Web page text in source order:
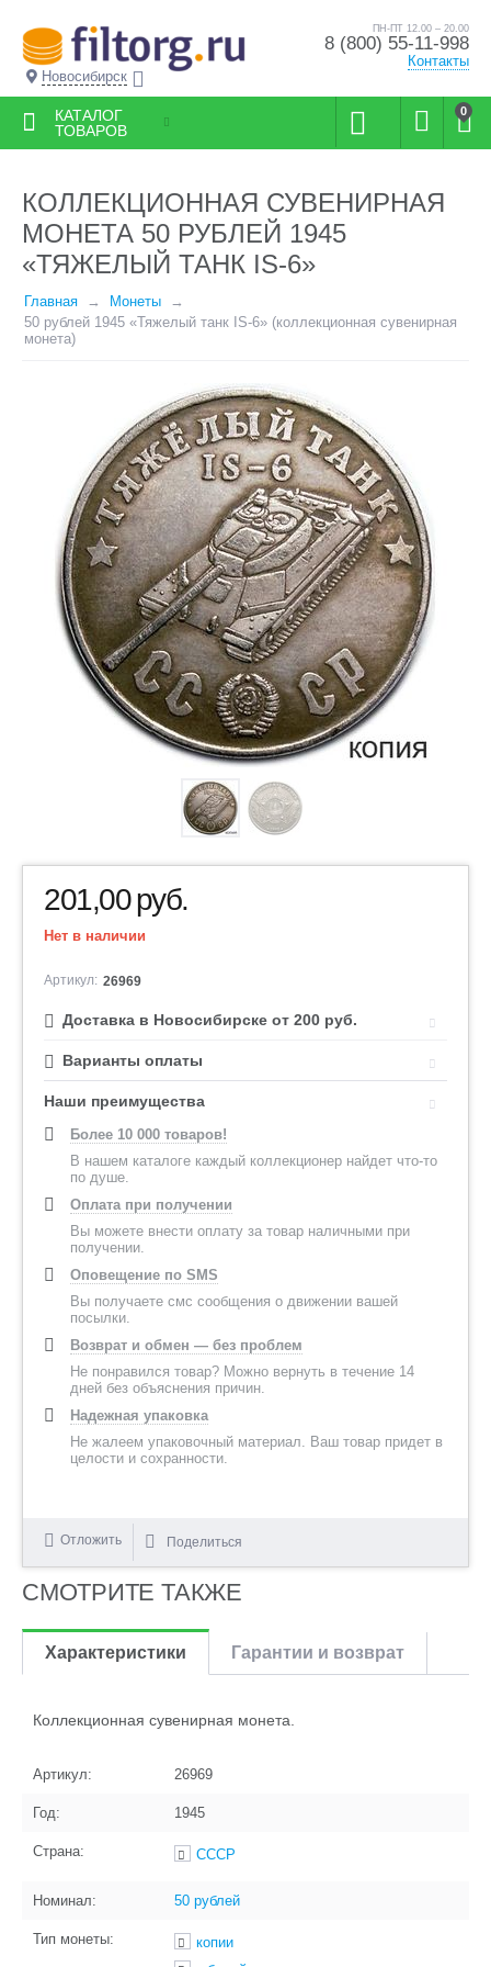
Новосибирск
ПН-ПТ 12.00 – 20.00
8 (800) 55-11-998
Контакты
0
КАТАЛОГ
ТОВАРОВ
КОЛЛЕКЦИОННАЯ СУВЕНИРНАЯ
МОНЕТА 50 РУБЛЕЙ 1945
«ТЯЖЕЛЫЙ ТАНК IS-6»
Главная
Монеты
50 рублей 1945 «Тяжелый танк IS-6» (коллекционная сувенирная
монета)
201,00руб.
Нет в наличии
Артикул: 26969
Доставка в Новосибирске от 200 руб.
Варианты оплаты
Наши преимущества
Более 10 000 товаров!
В нашем каталоге каждый коллекционер найдет что-то
по душе.
Оплата при получении
Вы можете внести оплату за товар наличными при
получении.
Оповещение по SMS
Вы получаете смс сообщения о движении вашей
посылки.
Возврат и обмен — без проблем
Не понравился товар? Можно вернуть в течение 14
дней без объяснения причин.
Надежная упаковка
Не жалеем упаковочный материал. Ваш товар придет в
целости и сохранности.
Отложить Поделиться
СМОТРИТЕ ТАКЖЕ
Характеристики Гарантии и возврат
Коллекционная сувенирная монета.
Артикул: 26969
Год: 1945
Страна: СССР
Номинал: 50 рублей
Тип монеты:
копии